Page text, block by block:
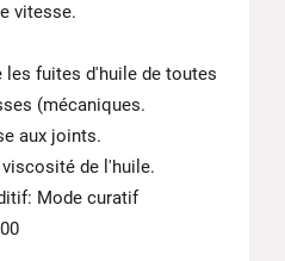
vitesse.
les fuites d'huile de toutes
(mécaniques.
aux joints.
de l'huile.
Mode curatif